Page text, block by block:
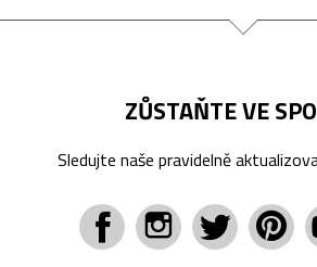
ZŮSTAŇTE VE
Sledujte naše pravidelně